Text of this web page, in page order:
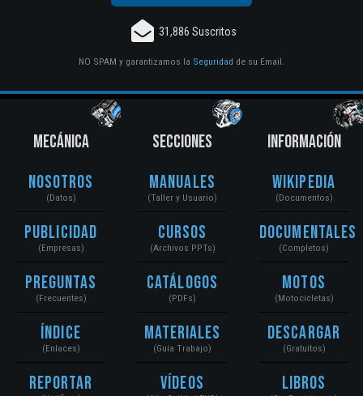
31,886 Suscritos
NO SPAM y garantizamos la Seguridad de su Email.
MECÁNICA
Nosotros
(Datos)
Publicidad
(Empresas)
Preguntas
(Frecuentes)
Índice
(Enlaces)
Reportar
SECCIONES
Manuales
(Taller y Usuario)
Cursos
(Archivos PPTs)
Catálogos
(PDFs)
Materiales
(Guía Trabajo)
Vídeos
INFORMACIÓN
Wikipedia
(Documentos)
Documentales
(Completos)
Motos
(Motocicletas)
Descargar
(Gratuitos)
Libros